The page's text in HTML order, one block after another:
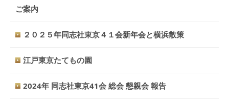
ご案内
２０２５年同志社東京４１会新年会と横浜散策
江戸東京たてもの園
2024年 同志社東京41会 総会 懇親会 報告